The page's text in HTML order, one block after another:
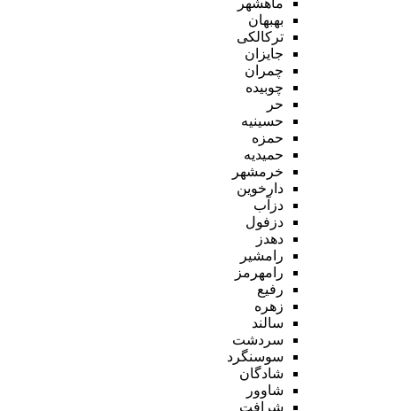
بهبهان
ترکالکی
جایزان
چمران
چوبیده
حر
حسینیه
حمزه
حمیدیه
خرمشهر
دارخوین
دزآب
دزفول
دهدز
رامشیر
رامهرمز
رفیع
زهره
سالند
سردشت
سوسنگرد
شادگان
شاوور
شرافت